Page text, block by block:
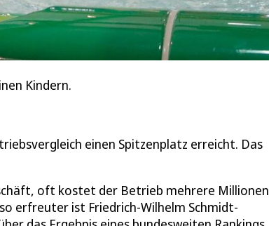
Kindern.
einen Spitzenplatz erreicht. Das
oft kostet der Betrieb mehrere Millionen
erfreuter ist Friedrich-Wilhelm Schmidt-